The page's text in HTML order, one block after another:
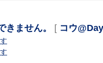
きません。 [ コウ